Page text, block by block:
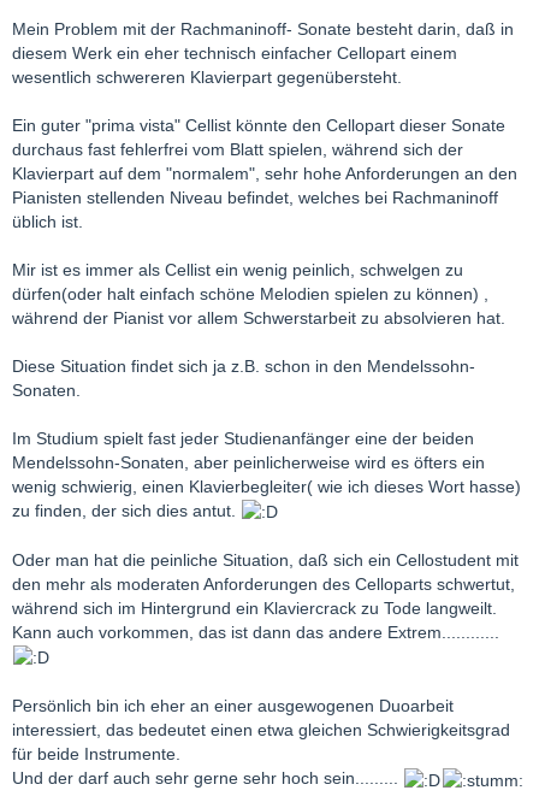
Mein Problem mit der Rachmaninoff- Sonate besteht darin, daß in
diesem Werk ein eher technisch einfacher Cellopart einem
wesentlich schwereren Klavierpart gegenübersteht.
Ein guter "prima vista" Cellist könnte den Cellopart dieser Sonate
durchaus fast fehlerfrei vom Blatt spielen, während sich der
Klavierpart auf dem "normalem", sehr hohe Anforderungen an den
Pianisten stellenden Niveau befindet, welches bei Rachmaninoff
üblich ist.
Mir ist es immer als Cellist ein wenig peinlich, schwelgen zu
dürfen(oder halt einfach schöne Melodien spielen zu können) ,
während der Pianist vor allem Schwerstarbeit zu absolvieren hat.
Diese Situation findet sich ja z.B. schon in den Mendelssohn-
Sonaten.
Im Studium spielt fast jeder Studienanfänger eine der beiden
Mendelssohn-Sonaten, aber peinlicherweise wird es öfters ein
wenig schwierig, einen Klavierbegleiter( wie ich dieses Wort hasse)
zu finden, der sich dies antut.
Oder man hat die peinliche Situation, daß sich ein Cellostudent mit
den mehr als moderaten Anforderungen des Celloparts schwertut,
während sich im Hintergrund ein Klaviercrack zu Tode langweilt.
Kann auch vorkommen, das ist dann das andere Extrem............
Persönlich bin ich eher an einer ausgewogenen Duoarbeit
interessiert, das bedeutet einen etwa gleichen Schwierigkeitsgrad
für beide Instrumente.
Und der darf auch sehr gerne sehr hoch sein.........